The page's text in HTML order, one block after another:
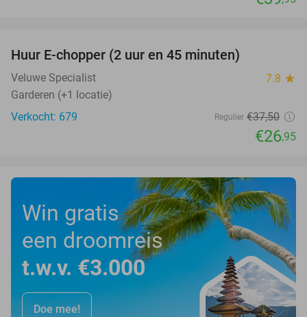
Huur E-chopper (2 uur en 45 minuten)
Veluwe Specialist 7.8 star
Garderen (+1 locatie)
Verkocht: 679
Regulier €37,50
€26,95
Win gratis
een droomreis
t.w.v. €3.000
Doe mee!